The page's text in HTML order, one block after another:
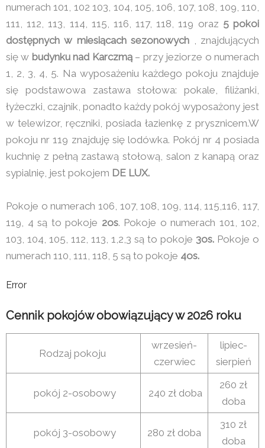
numerach 101, 102 103, 104, 105, 106, 107, 108, 109, 110,
111, 112, 113, 114, 115, 116, 117, 118, 119 oraz 5 pokoi
dostępnych w miesiącach sezonowych , znajdujących
się w budynku nad Karczmą– przy jeziorze o numerach
1, 2, 3, 4, 5. Na wyposażeniu każdego pokoju znajduje
się podstawowa zastawa stołowa: pokale, filiżanki,
łyżeczki, czajnik, ponadto każdy pokój wyposażony jest
w telewizor, ręczniki, posiada łazienkę z prysznicem.W
pokoju nr 119 znajduję się lodówka. Pokój nr 4 posiada
kuchnię z pełną zastawą stołową, salon z kanapą oraz
sypialnię, jest pokojem DE LUX.
Pokoje o numerach 106, 107, 108, 109, 114, 115,116, 117,
119, 4 są to pokoje 2os. Pokoje o numerach 101, 102,
103, 104, 105, 112, 113, 1,2,3 są to pokoje 3os. Pokoje o
numerach 110, 111, 118, 5 są to pokoje 4os.
Error
Cennik pokojów obowiązujący w 2026 roku
Rodzaj pokoju
wrzesień-
czerwiec
lipiec-
sierpień
pokój 2-osobowy 240 zł doba
260 zł
doba
pokój 3-osobowy 280 zł doba
310 zł
doba